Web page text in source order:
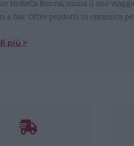
HoReCa Bonna, inizia il suo
e bar. Offre prodotti in ceramica
più >